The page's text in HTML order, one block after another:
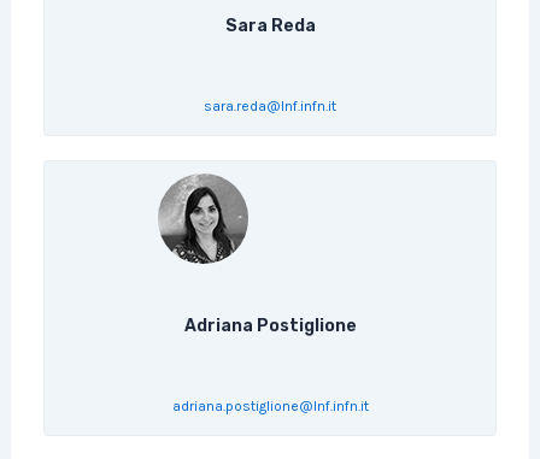
Sara Reda
sara.reda@lnf.infn.it
Adriana Postiglione
adriana.postiglione@lnf.infn.it